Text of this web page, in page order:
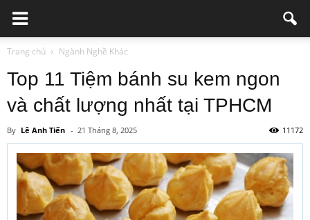
Trang chủ Ngành Nghề Khác
Top 11 Tiệm bánh su kem ngon
và chất lượng nhất tại TPHCM
By Lê Anh Tiến - 21 Tháng 8, 2025 11172